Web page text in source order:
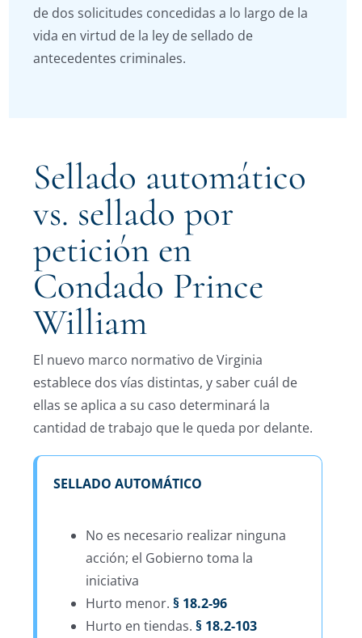
de dos solicitudes concedidas a lo largo de la
vida en virtud de la ley de sellado de
antecedentes criminales.
Sellado automático
vs. sellado por
petición en
Condado Prince
William
El nuevo marco normativo de Virginia
establece dos vías distintas, y saber cuál de
ellas se aplica a su caso determinará la
cantidad de trabajo que le queda por delante.
SELLADO AUTOMÁTICO
No es necesario realizar ninguna
acción; el Gobierno toma la
iniciativa
Hurto menor.§ 18.2-96
Hurto en tiendas.§ 18.2-103